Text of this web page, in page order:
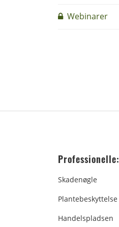
Webinarer
Professionelle:
Skadenøgle
Plantebeskyttelse
Handelspladsen